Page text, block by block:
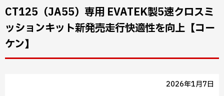
CT125（JA55）専用 EVATEK製5速クロスミ
ッションキット新発売走行快適性を向上【コー
ケン】
2026年1月7日